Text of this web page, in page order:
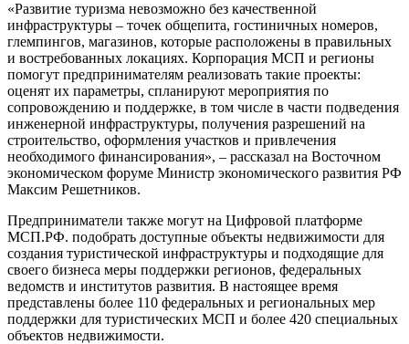
«Развитие туризма невозможно без качественной
инфраструктуры – точек общепита, гостиничных номеров,
глемпингов, магазинов, которые расположены в правильных
и востребованных локациях. Корпорация МСП и регионы
помогут предпринимателям реализовать такие проекты:
оценят их параметры, спланируют мероприятия по
сопровождению и поддержке, в том числе в части подведения
инженерной инфраструктуры, получения разрешений на
строительство, оформления участков и привлечения
необходимого финансирования», – рассказал на Восточном
экономическом форуме Министр экономического развития РФ
Максим Решетников.
Предприниматели также могут на Цифровой платформе
МСП.РФ. подобрать доступные объекты недвижимости для
создания туристической инфраструктуры и подходящие для
своего бизнеса меры поддержки регионов, федеральных
ведомств и институтов развития. В настоящее время
представлены более 110 федеральных и региональных мер
поддержки для туристических МСП и более 420 специальных
объектов недвижимости.